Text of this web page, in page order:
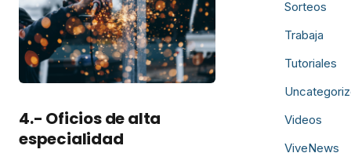
4.- Oficios de alta
especialidad
Sorteos
Trabaja
Tutoriales
Videos
ViveNews